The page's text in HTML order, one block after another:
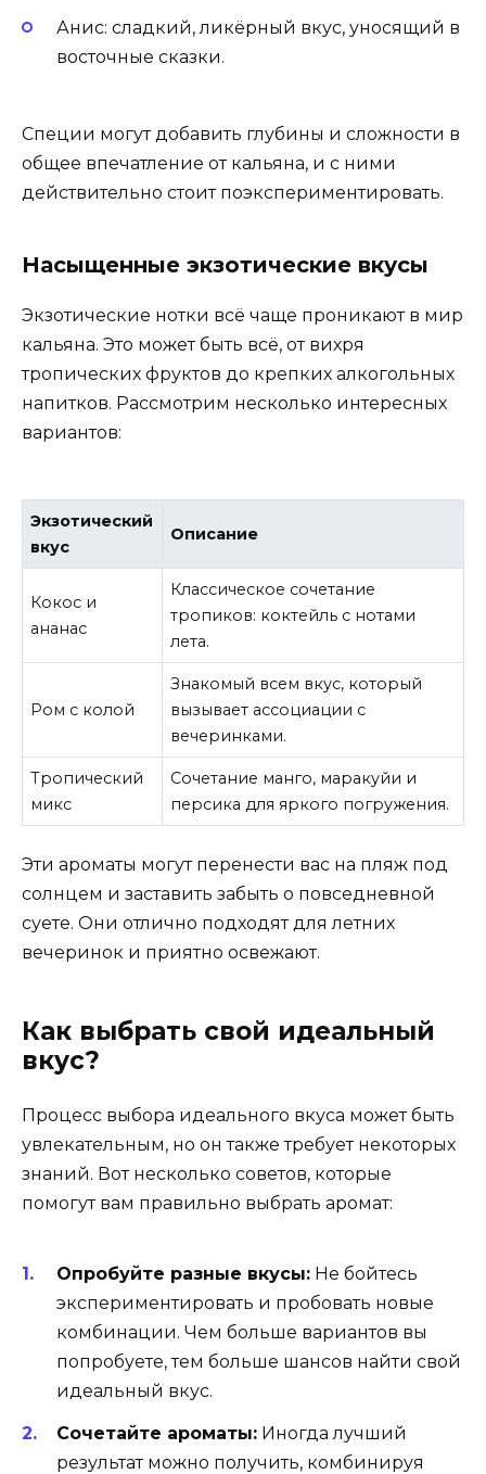
Анис: сладкий, ликёрный вкус, уносящий в
восточные сказки.
Специи могут добавить глубины и сложности в
общее впечатление от кальяна, и с ними
действительно стоит поэкспериментировать.
Насыщенные экзотические вкусы
Экзотические нотки всё чаще проникают в мир
кальяна. Это может быть всё, от вихря
тропических фруктов до крепких алкогольных
напитков. Рассмотрим несколько интересных
вариантов:
Экзотический
вкус
Описание
Кокос и
ананас
Классическое сочетание
тропиков: коктейль с нотами
лета.
Ром с колой
Знакомый всем вкус, который
вызывает ассоциации с
вечеринками.
Тропический
микс
Сочетание манго, маракуйи и
персика для яркого погружения.
Эти ароматы могут перенести вас на пляж под
солнцем и заставить забыть о повседневной
суете. Они отлично подходят для летних
вечеринок и приятно освежают.
Как выбрать свой идеальный
вкус?
Процесс выбора идеального вкуса может быть
увлекательным, но он также требует некоторых
знаний. Вот несколько советов, которые
помогут вам правильно выбрать аромат:
Опробуйте разные вкусы: Не бойтесь
экспериментировать и пробовать новые
комбинации. Чем больше вариантов вы
попробуете, тем больше шансов найти свой
идеальный вкус.
Сочетайте ароматы: Иногда лучший
результат можно получить, комбинируя